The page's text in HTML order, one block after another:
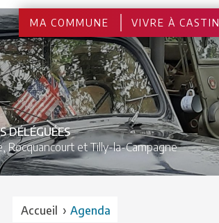
DÉLÉGUÉES
Rocquancourt et Tilly-la-Campagne
MA COMMUNE VIVRE À
Accueil ›Agenda